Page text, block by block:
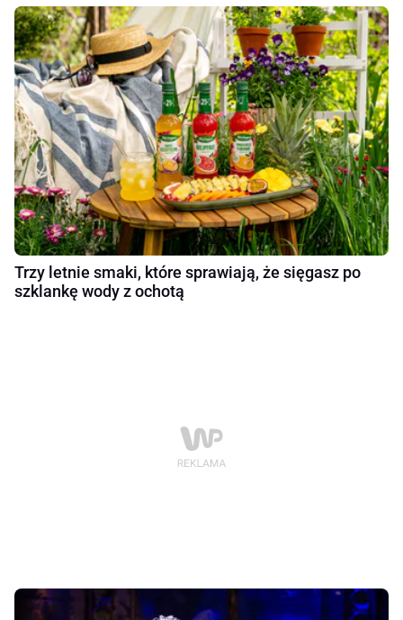
Trzy letnie smaki, które sprawiają, że sięgasz po
szklankę wody z ochotą